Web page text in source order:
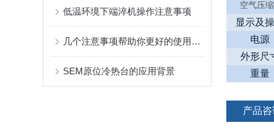
低温环境下端淬机操作注意事项
几个注意事项帮助你更好的使用倒置生物显微镜
SEM原位冷热台的应用背景
空气压
显示及
电源
外形尺
重量
产品